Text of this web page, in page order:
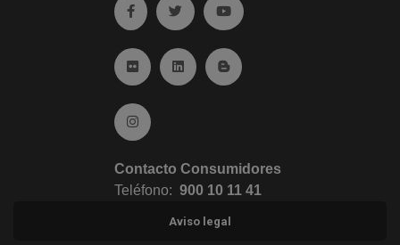
Ir a facebook (abre en ventana nueva)
Ir a twitter (abre en ventana nueva)
Ir a YouTube (abre en
Ir a Flickr (abre en ventana nueva)
Ir a Linkedin (abre en ventana nueva)
Ir al Blog (abre en ventana
Ir a Instagram (abre en ventana nueva)
Contacto Consumidores
Teléfono: 900 10 11 41
Aviso legal